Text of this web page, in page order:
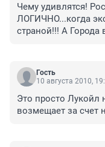
Чему удивлятся!
ЛОГИЧНО...когда
страной!!! А Города
Гость
10 августа 2010,
Это просто
возмещает за счет